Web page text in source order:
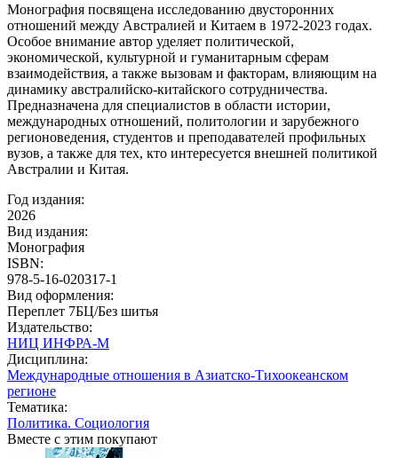
Монография посвящена исследованию двусторонних
отношений между Австралией и Китаем в 1972-2023 годах.
Особое внимание автор уделяет политической,
экономической, культурной и гуманитарным сферам
взаимодействия, а также вызовам и факторам, влияющим на
динамику австралийско-китайского сотрудничества.
Предназначена для специалистов в области истории,
международных отношений, политологии и зарубежного
регионоведения, студентов и преподавателей профильных
вузов, а также для тех, кто интересуется внешней политикой
Австралии и Китая.
Год издания:
2026
Вид издания:
Монография
ISBN:
978-5-16-020317-1
Вид оформления:
Переплет 7БЦ/Без шитья
Издательство:
НИЦ ИНФРА-М
Дисциплина:
Международные отношения в Азиатско-Тихоокеанском
регионе
Тематика:
Политика. Социология
Вместе с этим покупают